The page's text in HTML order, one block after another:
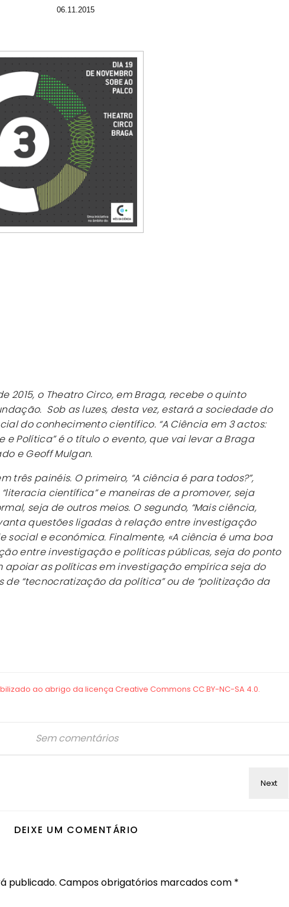
06.11.2015
2015, o Theatro Circo, em Braga, recebe o quinto
Sob as luzes, desta vez, estará a sociedade do
do conhecimento científico. “A Ciência em 3 actos:
e Política” é o título o evento, que vai levar a Braga
e Geoff Mulgan.
três painéis. O primeiro, “A ciência é para todos?”,
científica” e maneiras de a promover, seja
seja de outros meios. O segundo, “Mais ciência,
questões ligadas à relação entre investigação
social e económica. Finalmente, «A ciência é uma boa
entre investigação e políticas públicas, seja do ponto
apoiar as políticas em investigação empírica seja do
de “tecnocratização da política” ou de “politização da
Sem comentários
DEIXE UM COMENTÁRIO
publicado. Campos obrigatórios marcados com *